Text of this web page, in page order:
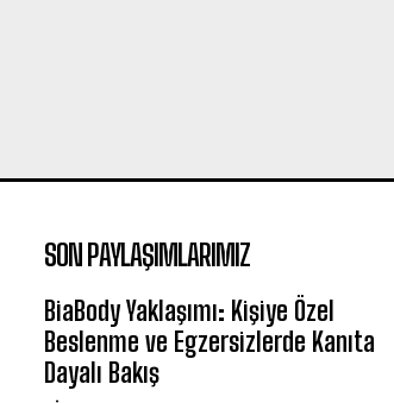
SON PAYLAŞIMLARIMIZ
BiaBody Yaklaşımı: Kişiye Özel
Beslenme ve Egzersizlerde Kanıta
Dayalı Bakış